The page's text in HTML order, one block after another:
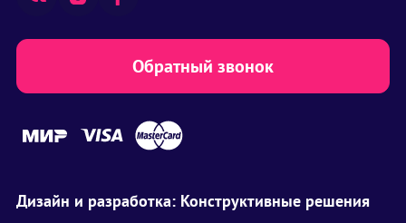
Обратный звонок
Дизайн и разработка: Конструктивные решения